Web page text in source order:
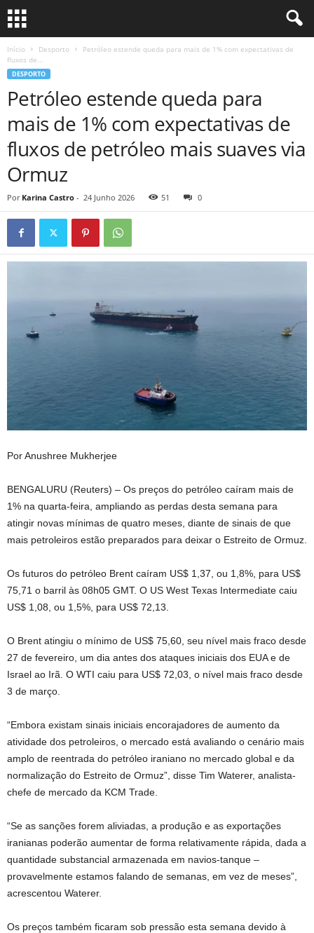
Início Desporto
Petróleo estende queda para mais de 1% com expectativas de
fluxos de...
DESPORTO
Petróleo estende queda para
mais de 1% com expectativas de
fluxos de petróleo mais suaves via
Ormuz
Por Karina Castro - 24 Junho 2026 51 0
Por Anushree Mukherjee
BENGALURU (Reuters) – Os preços do petróleo caíram mais de
1% na quarta-feira, ampliando as perdas desta semana para
atingir novas mínimas de quatro meses, diante de sinais de que
mais petroleiros estão ‌preparados para deixar o Estreito de Ormuz.
Os futuros do petróleo Brent caíram US$ 1,37, ou 1,8%, ‌para US$
75,71 o barril às 08h05 GMT. O US West Texas Intermediate caiu
US$ 1,08, ou 1,5%, para US$ 72,13.
O Brent atingiu o mínimo de US$ 75,60, seu nível mais fraco desde
27 de fevereiro, um dia antes dos ataques iniciais dos EUA e de
Israel ao Irã. O WTI caiu para US$ 72,03, o nível mais fraco desde
3 de março.
“Embora existam sinais iniciais encorajadores de aumento da
atividade dos petroleiros, o mercado está avaliando o cenário mais
amplo de reentrada do petróleo iraniano no mercado global e da
normalização do Estreito de Ormuz”, disse Tim Waterer, analista-
chefe de mercado da KCM Trade.
“Se as sanções forem aliviadas, a produção e as exportações
iranianas poderão aumentar de forma relativamente rápida, dada a
quantidade substancial armazenada em navios-tanque –
provavelmente estamos falando de semanas, em vez de meses”,
acrescentou Waterer.
Os preços também ficaram sob pressão esta semana devido à